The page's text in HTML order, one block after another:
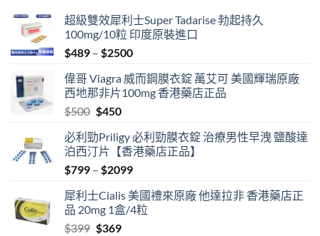
超級雙效犀利士Super Tadarise 勃起持久
100mg/10粒 印度原裝進口
$489 – $2500Price
$489
through
偉哥 Viagra 威而鋼膜衣錠 萬艾可 美國輝瑞原廠
西地那非片100mg 香港藥店正品
$500 Original
was:
$500.
$450Current
is:
$450.
必利勁Priligy 必利勁膜衣錠 治療男性早洩 鹽酸達
泊西汀片【香港藥店正品】
$799 – $2099Price
$799
through
犀利士Cialis 美國禮來原廠 他達拉非 香港藥店正
品 20mg 1盒/4粒
$399 Original
$369Current